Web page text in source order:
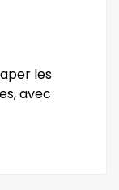
les
avec